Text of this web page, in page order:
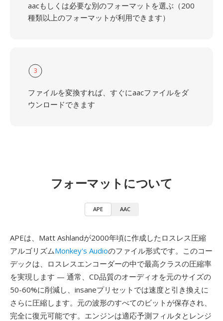
aacもしくは必要な別のフォーマットを選ぶ（200
種類以上のフォーマットが利用できます）
3
ファイルを変換すれば、すぐにaacファイルをダ
ウンロードできます
フォーマットについて
APE AAC
APEは、Matt Ashlandが2000年頃に作成したロスレス圧縮
アルゴリズムMonkey's Audioのファイル形式です。このコー
デックは、ロスレスエンコーダーの中で最高クラスの圧縮率
を実現します — 通常、CD品質のオーディオを元のサイズの
50-60%に削減し、insaneプリセットでは速度と引き換えに
さらに圧縮します。元の波形のすべてのビットが保存され、
完全に復元可能です。エンジンは適応予測フィルタとレンジ